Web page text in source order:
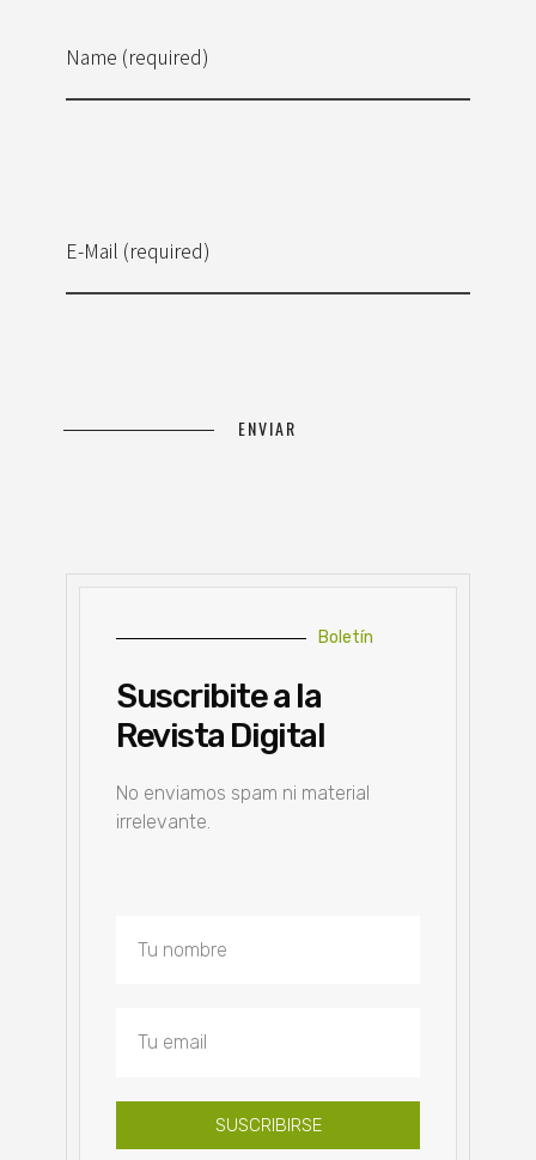
Name (required)
E-Mail (required)
Boletín
Suscribite a la
Revista Digital
No enviamos spam ni material
irrelevante.
SUSCRIBIRSE